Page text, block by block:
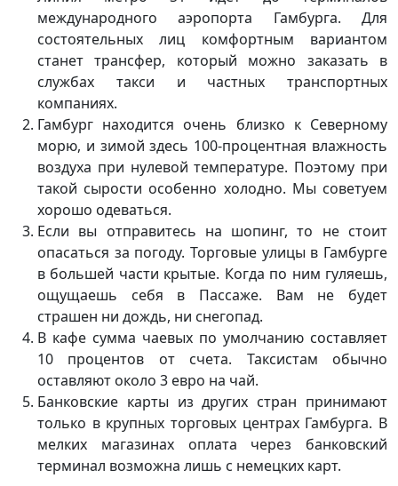
международного аэропорта Гамбурга. Для
состоятельных лиц комфортным вариантом
станет трансфер, который можно заказать в
службах такси и частных транспортных
компаниях.
Гамбург находится очень близко к Северному
морю, и зимой здесь 100-процентная влажность
воздуха при нулевой температуре. Поэтому при
такой сырости особенно холодно. Мы советуем
хорошо одеваться.
Если вы отправитесь на шопинг, то не стоит
опасаться за погоду. Торговые улицы в Гамбурге
в большей части крытые. Когда по ним гуляешь,
ощущаешь себя в Пассаже. Вам не будет
страшен ни дождь, ни снегопад.
В кафе сумма чаевых по умолчанию составляет
10 процентов от счета. Таксистам обычно
оставляют около 3 евро на чай.
Банковские карты из других стран принимают
только в крупных торговых центрах Гамбурга. В
мелких магазинах оплата через банковский
терминал возможна лишь с немецких карт.